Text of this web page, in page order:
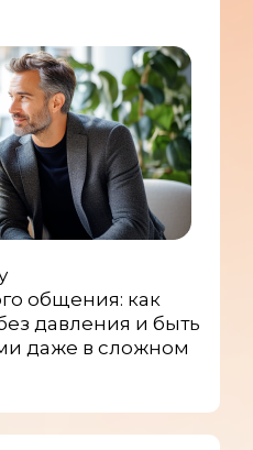
общения: как
давления и быть
даже в сложном